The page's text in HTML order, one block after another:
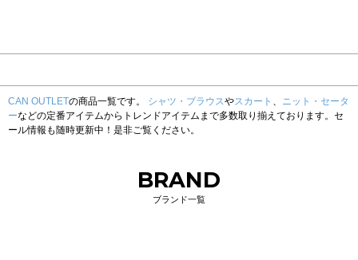
CAN OUTLETの商品一覧です。 シャツ・ブラウスやスカート 、 ニット・セータ
ーなどの定番アイテムからトレンドアイテムまで多数取り揃えております。セ
ール情報も随時更新中！是非ご覧ください。
BRAND
ブランド一覧